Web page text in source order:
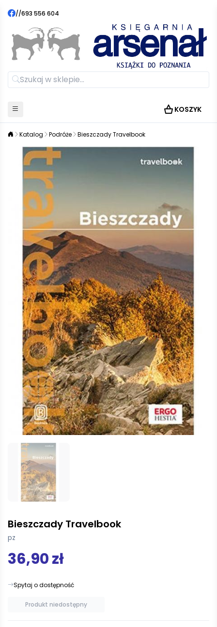
//693 556 604
KOSZYK
Katalog Podróże Bieszczady Travelbook
Bieszczady Travelbook
pz
36,90 zł
Spytaj o dostępność
Produkt niedostępny